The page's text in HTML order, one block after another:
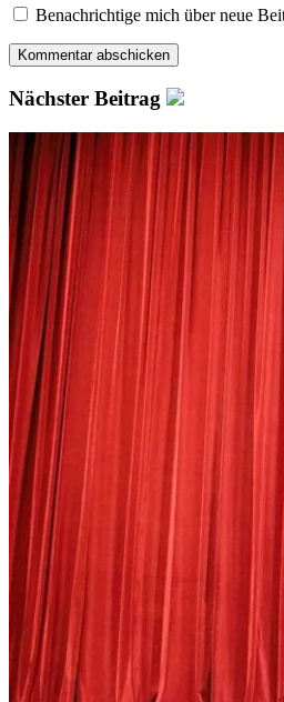
Benachrichtige mich über neue
Nächster Beitrag